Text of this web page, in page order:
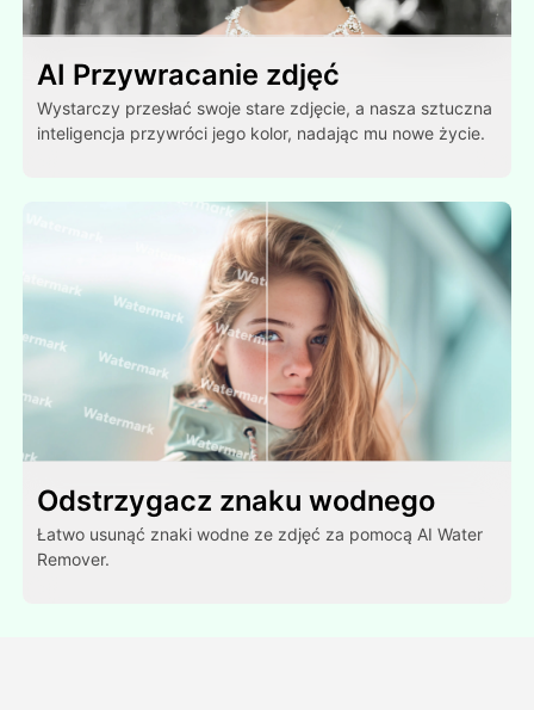
AI Przywracanie zdjęć
Wystarczy przesłać swoje stare zdjęcie, a nasza sztuczna
inteligencja przywróci jego kolor, nadając mu nowe życie.
Odstrzygacz znaku wodnego
Łatwo usunąć znaki wodne ze zdjęć za pomocą AI Water
Remover.